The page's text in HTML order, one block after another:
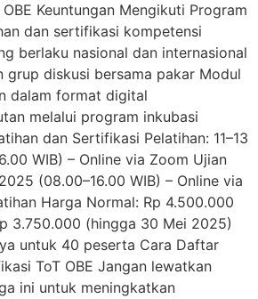
Keuntungan Mengikuti Program
dan sertifikasi kompetensi
berlaku nasional dan internasional
grup diskusi bersama pakar Modul
dalam format digital
melalui program inkubasi
dan Sertifikasi Pelatihan: 11–13
WIB) – Online via Zoom Ujian
(08.00–16.00 WIB) – Online via
Harga Normal: Rp 4.500.000
3.750.000 (hingga 30 Mei 2025)
untuk 40 peserta Cara Daftar
ToT OBE Jangan lewatkan
ini untuk meningkatkan